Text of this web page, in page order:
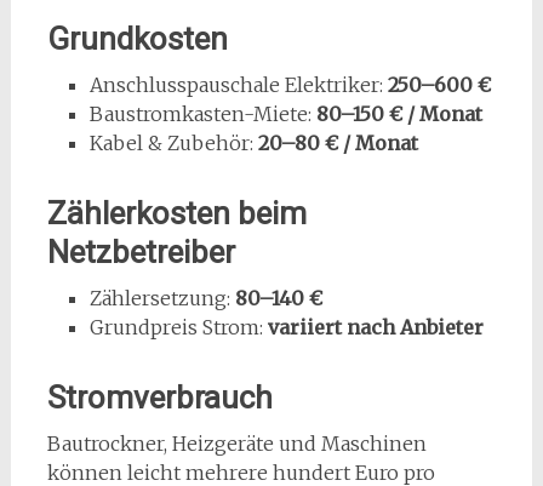
Grundkosten
Anschlusspauschale Elektriker: 250–600 €
Baustromkasten-Miete: 80–150 € / Monat
Kabel & Zubehör: 20–80 € / Monat
Zählerkosten beim
Netzbetreiber
Zählersetzung: 80–140 €
Grundpreis Strom: variiert nach Anbieter
Stromverbrauch
Bautrockner, Heizgeräte und Maschinen
können leicht mehrere hundert Euro pro